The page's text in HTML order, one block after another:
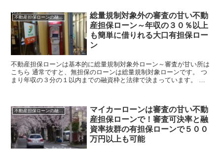
不動産担保ローンの融資情報
総量規制対象外の審査の甘い不動
産担保ローン～年収の３０％以上
も簡単に借りれる大口有担保ロー
ン
不動産担保ローンは基本的に総量規制対象外ローン～審査が甘い所は
こちら 通常ですと、無担保のローンは総量規制対象ローンです。 つ
まり年収の３分の１以内までの融資枠と法律で決まっています。 こ
不動産担保ローンの融資情報
マイカーローンは審査の甘い不動
産担保ローンで！審査可決率と融
資率抜群の有担保ローンで５００
万円以上も可能